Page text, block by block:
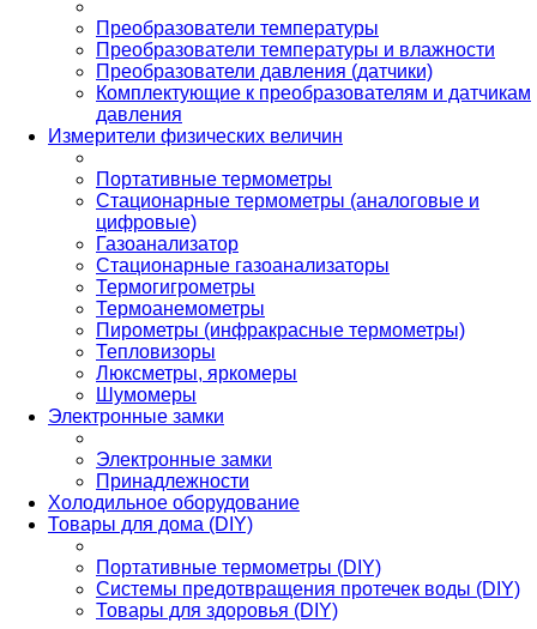
Преобразователи температуры
Преобразователи температуры и влажности
Преобразователи давления (датчики)
Комплектующие к преобразователям и датчикам
давления
Измерители физических величин
Портативные термометры
Стационарные термометры (аналоговые и
цифровые)
Газоанализатор
Стационарные газоанализаторы
Термогигрометры
Термоанемометры
Пирометры (инфракрасные термометры)
Тепловизоры
Люксметры, яркомеры
Шумомеры
Электронные замки
Электронные замки
Принадлежности
Холодильное оборудование
Товары для дома (DIY)
Портативные термометры (DIY)
Системы предотвращения протечек воды (DIY)
Товары для здоровья (DIY)